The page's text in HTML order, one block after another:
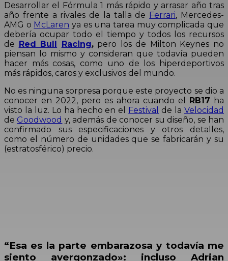
Desarrollar el Fórmula 1 más rápido y arrasar año tras
año frente a rivales de la talla de Ferrari, Mercedes-
AMG o McLaren ya es una tarea muy complicada que
debería ocupar todo el tiempo y todos los recursos
de Red Bull Racing,pero los de Milton Keynes no
piensan lo mismo y consideran que todavía pueden
hacer más cosas, como uno de los hiperdeportivos
más rápidos, caros y exclusivos del mundo.
No es ninguna sorpresa porque este proyecto se dio a
conocer en 2022, pero es ahora cuando el RB17 ha
visto la luz. Lo ha hecho en el Festival de laVelocidad
de Goodwood y, además de conocer su diseño, se han
confirmado sus especificaciones y otros detalles,
como el número de unidades que se fabricarán y su
(estratosférico) precio.
“Esa es la parte embarazosa y todavía me
siento avergonzado»: incluso Adrian